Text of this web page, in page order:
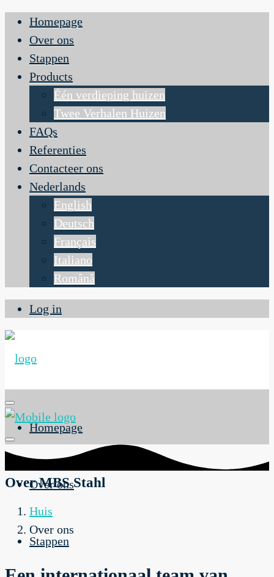
Homepage
Over ons
Stappen
Products
Één verdieping huizen
Twee Verhalen Huizen
FAQs
Referenties
Contacteer ons
Nederlands
English
Deutsch
Français
Italiano
Română
Log in
Homepage
Over ons
Stappen
Over MBS Stahl
Huis
Over ons